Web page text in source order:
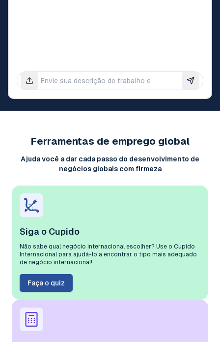
Ferramentas de emprego global
Ajuda você a dar cada passo do desenvolvimento de
negócios globais com firmeza
Siga o Cupido
Não sabe qual negócio internacional escolher? Use o Cupido
Internacional para ajudá-lo a encontrar o tipo mais adequado
de negócio internacional!
Faça o quiz